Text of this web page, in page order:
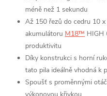
méně než 1 sekundu
Až 150 řezů do cedru 10
akumulátoru M18™ HIGH
produktivitu
Díky konstrukci s horní
tato pila ideálně vhodná k
Spoušť s proměnnými